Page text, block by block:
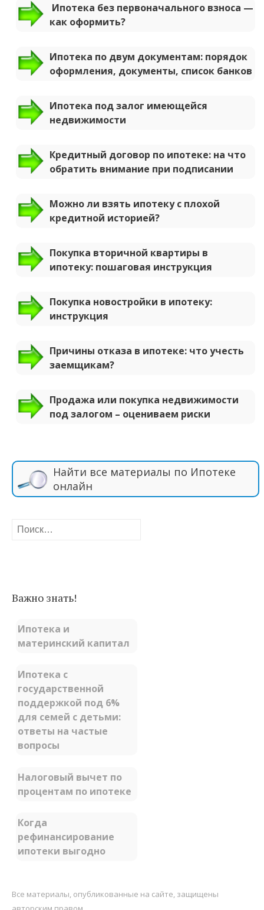
Ипотека без первоначального взноса —
как оформить?
Ипотека по двум документам: порядок
оформления, документы, список банков
Ипотека под залог имеющейся
недвижимости
Кредитный договор по ипотеке: на что
обратить внимание при подписании
Можно ли взять ипотеку с плохой
кредитной историей?
Покупка вторичной квартиры в
ипотеку: пошаговая инструкция
Покупка новостройки в ипотеку:
инструкция
Причины отказа в ипотеке: что учесть
заемщикам?
Продажа или покупка недвижимости
под залогом – оцениваем риски
Найти все материалы по Ипотеке
онлайн
Найти:
Важно знать!
Ипотека и
материнский капитал
Ипотека с
государственной
поддержкой под 6%
для семей с детьми:
ответы на частые
вопросы
Налоговый вычет по
процентам по ипотеке
Когда
рефинансирование
ипотеки выгодно
Все материалы, опубликованные на сайте, защищены